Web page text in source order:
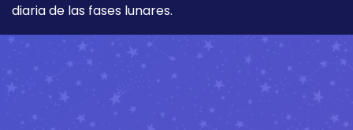
diaria de las fases lunares.